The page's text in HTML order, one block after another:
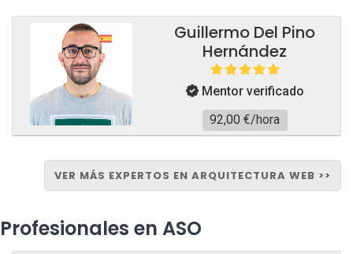
Guillermo Del Pino
Hernández
Mentor verificado
92,00 €/hora
VER MÁS EXPERTOS EN ARQUITECTURA WEB >>
Profesionales en ASO